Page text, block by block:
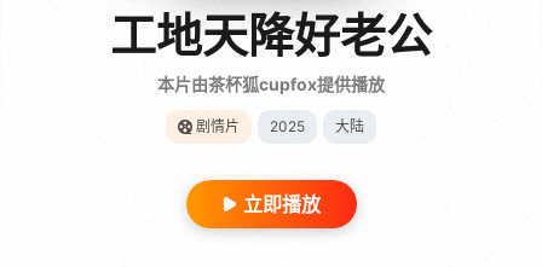
工地天降好老公
本片由茶杯狐cupfox提供播放
剧情片 2025 大陆
立即播放